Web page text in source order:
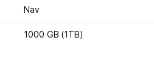
Nav
1000 GB (1TB)